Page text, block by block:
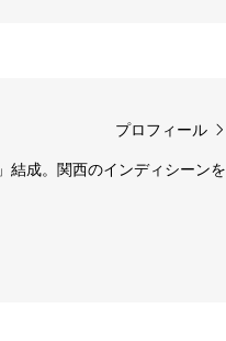
プロフィール
結成。関西のインディシーンを